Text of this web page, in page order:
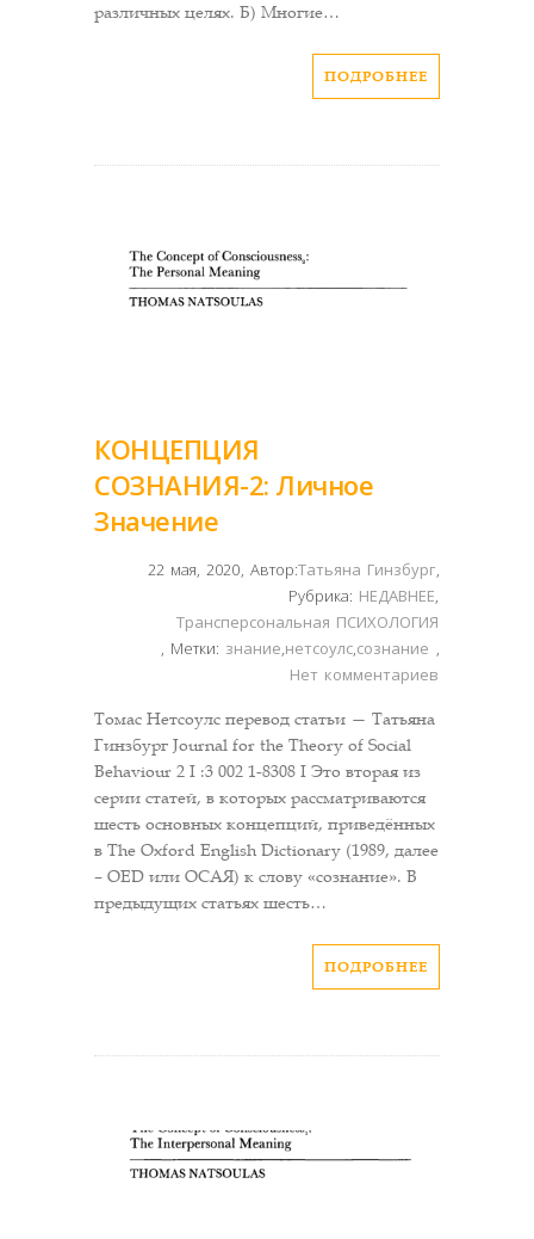
различных целях. Б) Многие…
ПОДРОБНЕЕ
КОНЦЕПЦИЯ
СОЗНАНИЯ-2: Личное
Значение
22 мая, 2020, Автор:Татьяна Гинзбург,
Рубрика: НЕДАВНЕЕ,
Трансперсональная ПСИХОЛОГИЯ
, Метки: знание,нетсоулс,сознание ,
Нет комментариев
Томас Нетсоулс перевод статьи — Татьяна
Гинзбург Journal for the Theory of Social
Behaviour 2 I :3 002 1-8308 I Это вторая из
серии статей, в которых рассматриваются
шесть основных концепций, приведённых
в The Oxford English Dictionary (1989, далее
– OED или ОСАЯ) к слову «сознание». В
предыдущих статьях шесть…
ПОДРОБНЕЕ